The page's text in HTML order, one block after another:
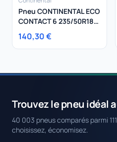
Pneu CONTINENTAL ECO
CONTACT 6 235/50R18
97V
140,30 €
Trouvez le pneu idéal
40 003 pneus comparés parmi
choisissez, économisez.